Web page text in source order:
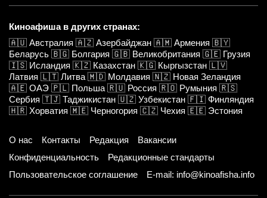
Киноафиша в других странах:
🇦🇺 Австралия 🇦🇿 Азербайджан 🇦🇲 Армения 🇧🇾
Беларусь 🇧🇬 Болгария 🇬🇧 Великобритания 🇬🇪 Грузия
🇮🇸 Исландия 🇰🇿 Казахстан 🇰🇬 Кыргызстан 🇱🇻
Латвия 🇱🇹 Литва 🇲🇩 Молдавия 🇳🇿 Новая Зеландия
🇦🇪 ОАЭ 🇵🇱 Польша 🇷🇺 Россия 🇷🇴 Румыния 🇷🇸
Сербия 🇹🇯 Таджикистан 🇺🇿 Узбекистан 🇫🇮 Финляндия
🇭🇷 Хорватия 🇲🇪 Черногория 🇨🇿 Чехия 🇪🇪 Эстония
О нас Контакты Редакция
Вакансии
Конфиденциальность
Редакционные стандарты
Пользовательское соглашение
E-mail: info@kinoafisha.info